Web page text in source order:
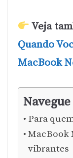
Veja
Quando
MacBook
Para
MacBook
vibrantes